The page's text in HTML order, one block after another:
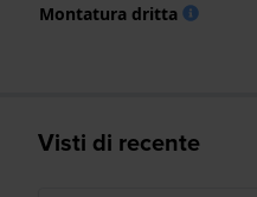
Montatura dritta
Visti di recente